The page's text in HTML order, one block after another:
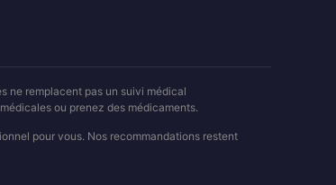
ne remplacent pas un suivi médical
ou prenez des médicaments.
pour vous. Nos recommandations restent